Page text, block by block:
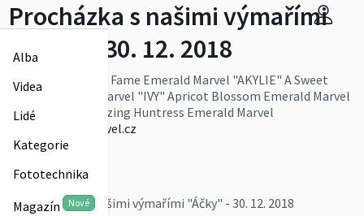
Alba
Videa
Lidé
Kategorie
Fototechnika
Magazín Nové
Procházka s našimi výmařími
"Áčky" - 30. 12. 2018
"VIGO" A Touch of Fame Emerald Marvel "AKYLIE" A Sweet
Dream Emerald Marvel "IVY" Apricot Blossom Emerald Marvel
"SCARLETT" Amazing Huntress Emerald Marvel
www.emeraldmarvel.cz
Více
0
Procházka s našimi výmařími "Áčky" - 30. 12. 2018